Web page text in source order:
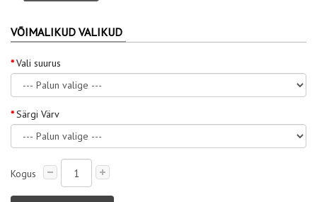
VÕIMALIKUD VALIKUD
Vali suurus
Särgi Värv
Kogus